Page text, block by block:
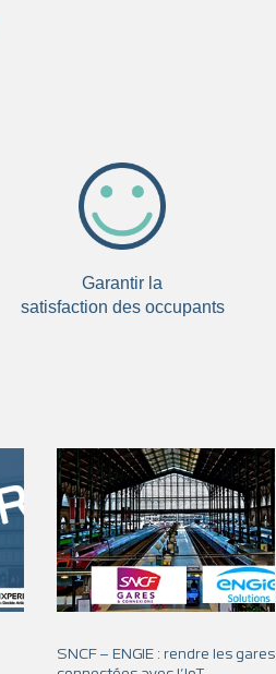
Garantir la
satisfaction des occupants
SNCF – ENGIE : rendre les gares